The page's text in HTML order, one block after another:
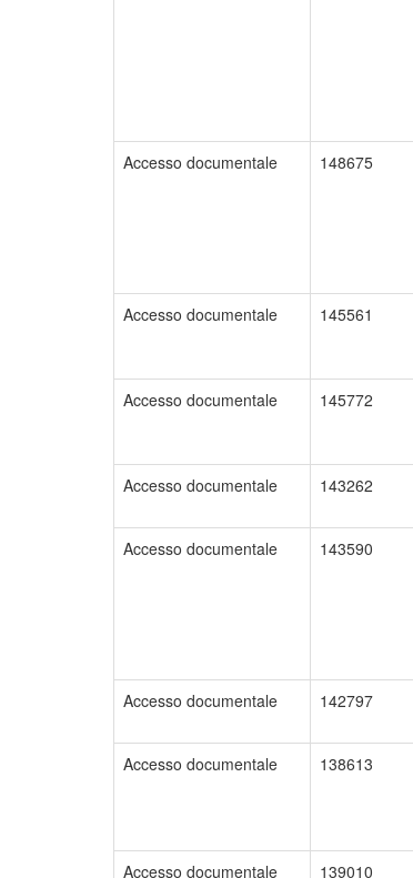
Accesso documentale 148675
Accesso documentale 145561
Accesso documentale 145772
Accesso documentale 143262
Accesso documentale 143590
Accesso documentale 142797
Accesso documentale 138613
Accesso documentale 139010